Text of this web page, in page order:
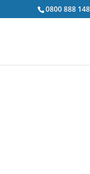
0800 888